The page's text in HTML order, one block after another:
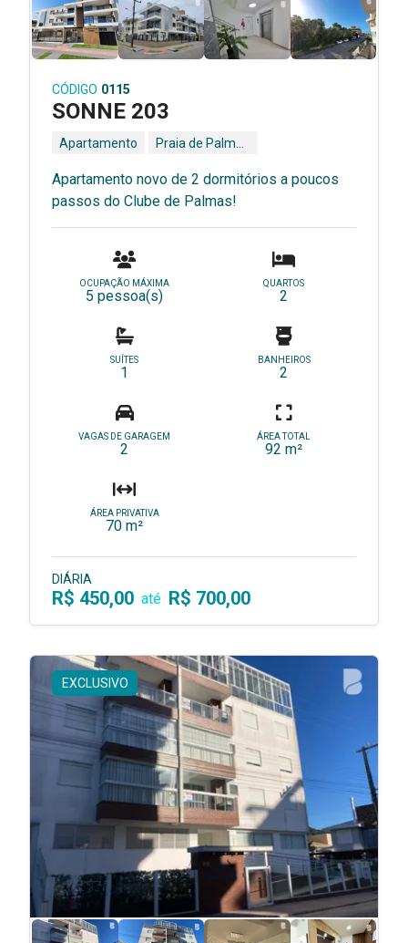
CÓDIGO 0115
SONNE 203
Apartamento
Apartamento novo de 2 dormitórios a poucos
passos do Clube de Palmas!
OCUPAÇÃO MÁXIMA
5 pessoa(s)
QUARTOS
2
SUÍTES
1
BANHEIROS
2
VAGAS DE GARAGEM
2
ÁREA TOTAL
92 m²
ÁREA PRIVATIVA
70 m²
DIÁRIA
R$ 450,00 até R$ 700,00
EXCLUSIVO